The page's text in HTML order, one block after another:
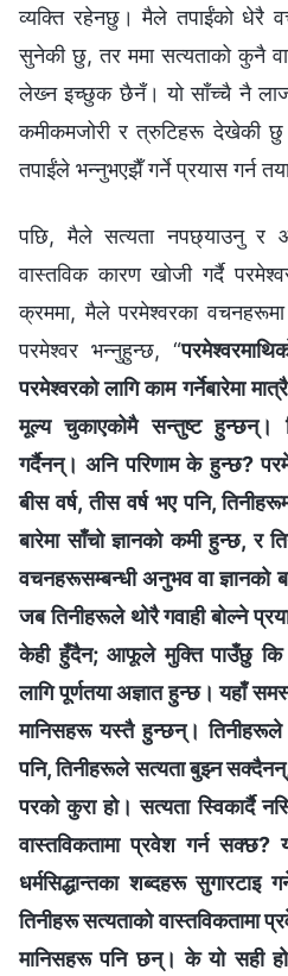
व्यक्ति रहेनछु। मैले तपाईंको धेरै
सुनेकी छु, तर ममा सत्यताको कुनै
लेख्‍न इच्छुक छैनँ। यो साँच्‍चै नै
कमीकमजोरी र त्रुटिहरू देखेकी
तपाईंले भन्‍नुभएझैँ गर्ने प्रयास गर्न
पछि, मैले सत्यता नपछ्याउनु र
वास्तविक कारण खोजी गर्दै
क्रममा, मैले परमेश्‍वरका
परमेश्‍वर भन्‍नुहुन्छ, “
परमेश्‍वरको लागि काम गर्नेबारेमा
मूल्य चुकाएकोमै सन्तुष्ट हुन्छन्।
गर्दैनन्। अनि परिणाम के हुन्छ?
बीस वर्ष, तीस वर्ष भए पनि,
बारेमा साँचो ज्ञानको कमी हुन्छ, र
वचनहरूसम्‍बन्धी अनुभव वा ज्ञानको
जब तिनीहरूले थोरै गवाही बोल्‍ने
केही हुँदैन; आफूले मुक्ति पाउँछु कि
लागि पूर्णतया अज्ञात हुन्छ। यहाँ
मानिसहरू यस्तै हुन्छन्। तिनीहरूले
पनि, तिनीहरूले सत्यता बुझ्‍न
परको कुरा हो। सत्यता स्विकार्दै
वास्तविकतामा प्रवेश गर्न
धर्मसिद्धान्तका शब्‍दहरू सुगारटाइ
तिनीहरू सत्यताको वास्तविकतामा
मानिसहरू पनि छन्। के यो सही